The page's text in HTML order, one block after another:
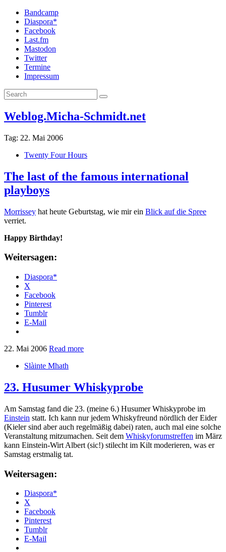
Bandcamp
Diaspora*
Facebook
Last.fm
Mastodon
Twitter
Termine
Impressum
Weblog.Micha-Schmidt.net
Tag: 22. Mai 2006
Twenty Four Hours
The last of the famous international
playboys
Morrissey hat heute Geburtstag, wie mir ein Blick auf die Spree
verriet.
Happy Birthday!
Weitersagen:
Diaspora*
X
Facebook
Pinterest
Tumblr
E-Mail
22. Mai 2006 Read more
Slàinte Mhath
23. Husumer Whiskyprobe
Am Samstag fand die 23. (meine 6.) Husumer Whiskyprobe im
Einstein statt. Ich kann nur jedem Whiskyfreund nördlich der Eider
(Kieler sind aber auch regelmäßig dabei) raten, auch mal eine solche
Veranstaltung mitzumachen. Seit dem Whiskyforumstreffen im März
kann Einstein-Wirt Albert (sic!) stilecht im Kilt moderieren, was er
Samstag erstmalig tat.
Weitersagen:
Diaspora*
X
Facebook
Pinterest
Tumblr
E-Mail